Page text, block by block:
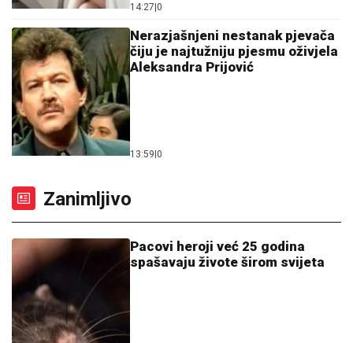
14:27|0
Nerazjašnjeni nestanak pjevača
čiju je najtužniju pjesmu oživjela
Aleksandra Prijović
13:59|0
Zanimljivo
Pacovi heroji već 25 godina
spašavaju živote širom svijeta